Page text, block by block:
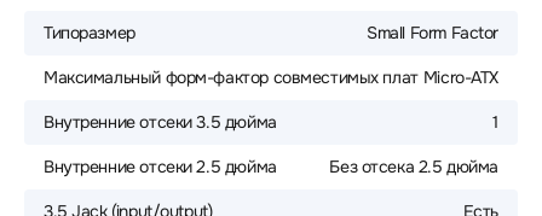
Типоразмер Small Form Factor
Максимальный форм-фактор совместимых плат Micro-ATX
Внутренние отсеки 3.5 дюйма 1
Внутренние отсеки 2.5 дюйма Без отсека 2.5 дюйма
3.5 Jack (input/output) Есть